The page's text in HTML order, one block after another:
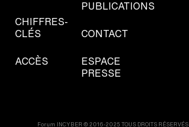
CHIFFRES-
CLÉS
ACCÈS
PUBLICATIONS
CONTACT
ESPACE
PRESSE
Forum INCYBER © 2016-2025 TOUS DROITS RÉSERVÉS